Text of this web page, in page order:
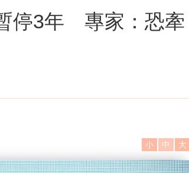
停3年 專家：恐牽
小 中 大